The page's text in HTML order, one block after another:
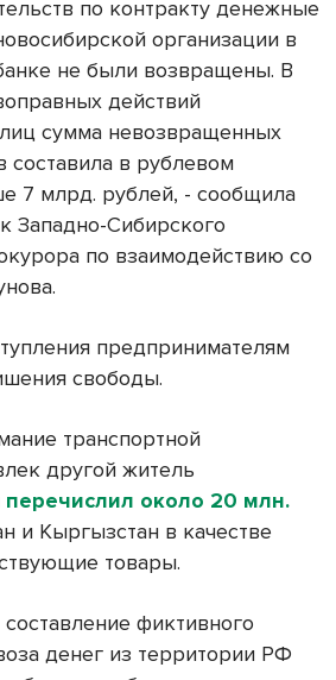
по контракту денежные
организации в
не были возвращены. В
действий
сумма невозвращенных
в рублевом
7 млрд. рублей, - сообщила
Западно-Сибирского
по взаимодействию со
предпринимателям
свободы.
транспортной
другой житель
перечислил около 20 млн.
и Кыргызстан в качестве
товары.
фиктивного
денег из территории РФ